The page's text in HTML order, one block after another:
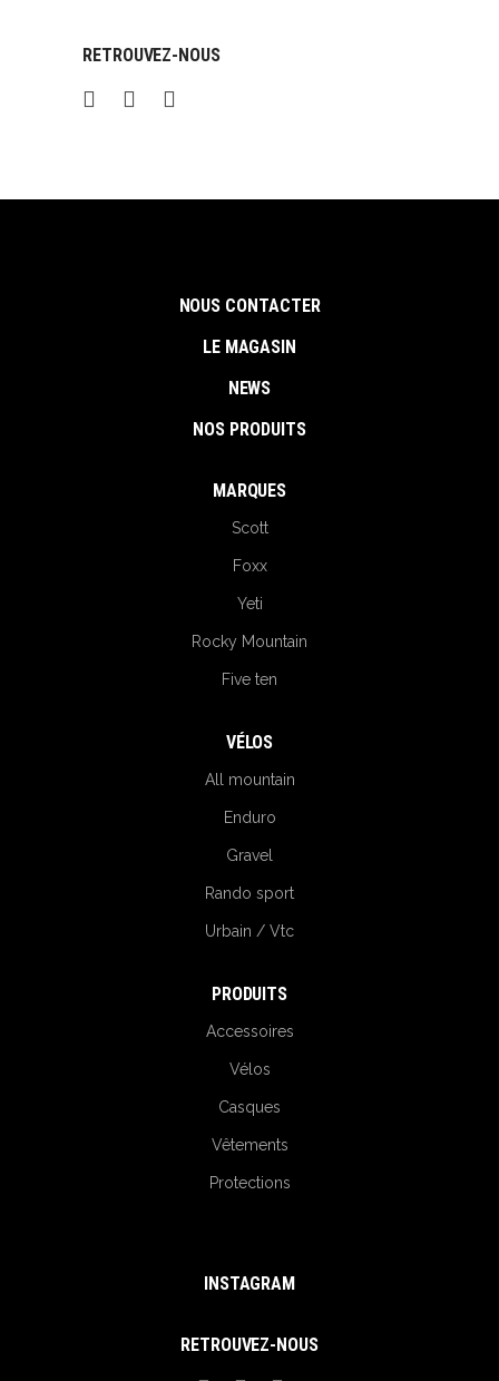
RETROUVEZ-NOUS
NOUS CONTACTER
LE MAGASIN
NEWS
NOS PRODUITS
MARQUES
Scott
Foxx
Yeti
Rocky Mountain
Five ten
VÉLOS
All mountain
Enduro
Gravel
Rando sport
Urbain / Vtc
PRODUITS
Accessoires
Vélos
Casques
Vêtements
Protections
INSTAGRAM
RETROUVEZ-NOUS